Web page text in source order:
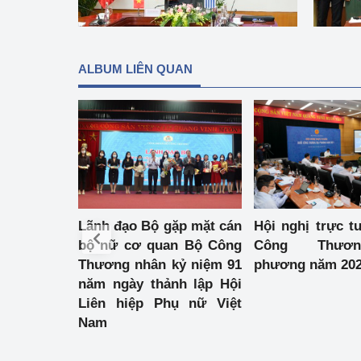
hiệu quả
Thông báo
Bảo vệ môi trường
Bảo vệ nền tảng tư
Doanh nghiệp -
Xúc tiến thương mại
Thị trường nước
ALBUM LIÊN QUAN
Lãnh đạo Bộ gặp mặt cán
bộ nữ cơ quan Bộ Công
Thương nhân kỷ niệm 91
năm ngày thảnh lập Hội
Liên hiệp Phụ nữ Việt
Nam
Hội nghị trực
Công
phương năm